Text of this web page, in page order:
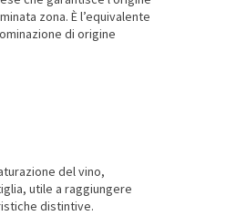
zona. È l’equivalente
di origine
del vino,
utile a raggiungere
distintive.